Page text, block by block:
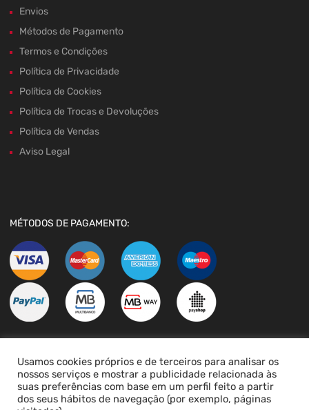
Envios
Métodos de Pagamento
Termos e Condições
Política de Privacidade
Política de Cookies
Política de Trocas e Devoluções
Política de Vendas
Aviso Legal
MÉTODOS DE PAGAMENTO:
LIVRO DE RECLAMAÇÕES
Usamos cookies próprios e de terceiros para analisar os
nossos serviços e mostrar a publicidade relacionada às
suas preferências com base em um perfil feito a partir
dos seus hábitos de navegação (por exemplo, páginas